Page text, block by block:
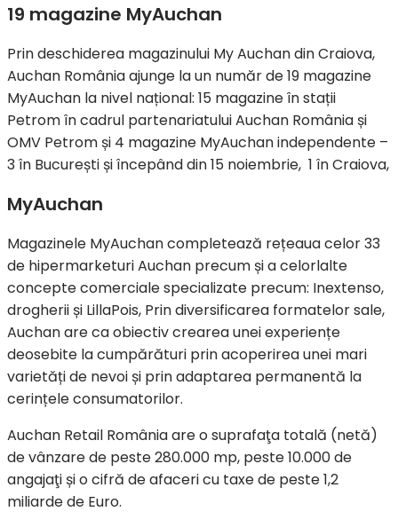
19 magazine MyAuchan
Prin deschiderea magazinului My Auchan din Craiova,
Auchan România ajunge la un număr de 19 magazine
MyAuchan la nivel național: 15 magazine în stații
Petrom în cadrul partenariatului Auchan România și
OMV Petrom și 4 magazine MyAuchan independente –
3 în București și începând din 15 noiembrie, 1 în Craiova,
MyAuchan
Magazinele MyAuchan completează rețeaua celor 33
de hipermarketuri Auchan precum și a celorlalte
concepte comerciale specializate precum: Inextenso,
drogherii și LillaPois, Prin diversificarea formatelor sale,
Auchan are ca obiectiv crearea unei experiențe
deosebite la cumpărături prin acoperirea unei mari
varietăți de nevoi și prin adaptarea permanentă la
cerințele consumatorilor.
Auchan Retail România are o suprafaţa totală (netă)
de vânzare de peste 280.000 mp, peste 10.000 de
angajaţi și o cifră de afaceri cu taxe de peste 1,2
miliarde de Euro.